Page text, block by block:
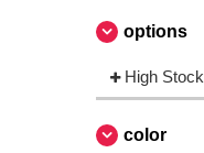
options
High Stock
color